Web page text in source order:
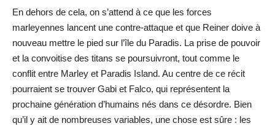
En dehors de cela, on s’attend à ce que les forces
marleyennes lancent une contre-attaque et que Reiner doive à
nouveau mettre le pied sur l’île du Paradis. La prise de pouvoir
et la convoitise des titans se poursuivront, tout comme le
conflit entre Marley et Paradis Island. Au centre de ce récit
pourraient se trouver Gabi et Falco, qui représentent la
prochaine génération d’humains nés dans ce désordre. Bien
qu’il y ait de nombreuses variables, une chose est sûre : les